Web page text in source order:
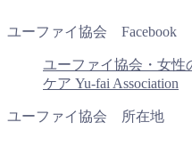
ユーファイ協会 Facebook
ユーファイ協会・女性
ケア Yu-fai Association
ユーファイ協会 所在地